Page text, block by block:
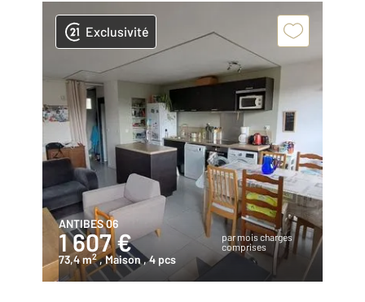
Exclusivité
ANTIBES 06
1 607 €
par mois charges
comprises
73,4 m2 , Maison, 4 pcs